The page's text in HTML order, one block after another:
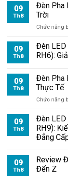
09
Th8
Đèn Pha
Trời
Chức năng
09
Th8
Đèn LED
RH6):
09
Th8
Đèn Pha
Thực Tế
Chức năng
09
Th8
Đèn LED
RH9):
Đẳng
09
Th8
Review
Đến Z